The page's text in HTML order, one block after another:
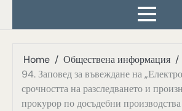
Home
Обществена информация
94. Заповед за въвеждане на
срочността на разследването и
прокурор по досъдебни